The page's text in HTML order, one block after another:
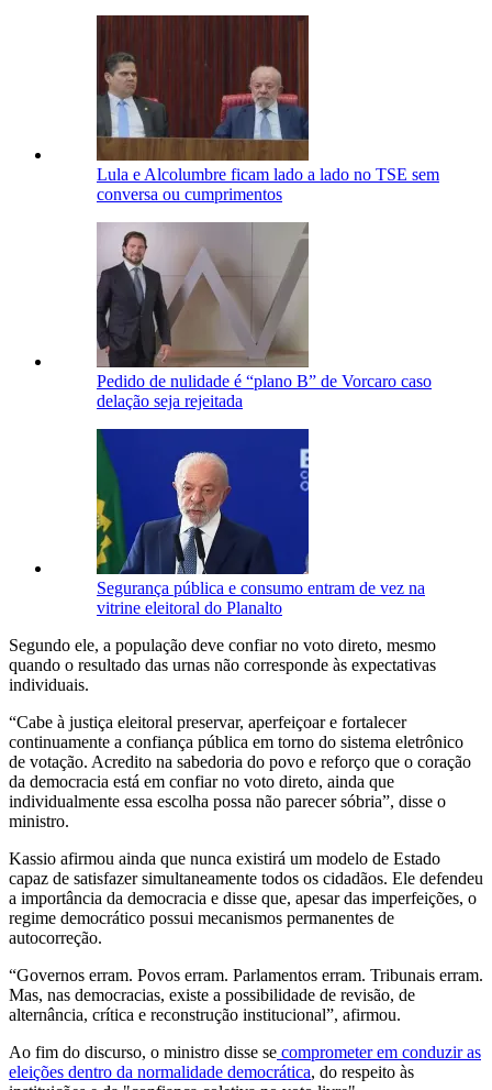
Lula e Alcolumbre ficam lado a lado no TSE sem
conversa ou cumprimentos
Pedido de nulidade é “plano B” de Vorcaro caso
delação seja rejeitada
Segurança pública e consumo entram de vez na
vitrine eleitoral do Planalto
Segundo ele, a população deve confiar no voto direto, mesmo
quando o resultado das urnas não corresponde às expectativas
individuais.
“Cabe à justiça eleitoral preservar, aperfeiçoar e fortalecer
continuamente a confiança pública em torno do sistema eletrônico
de votação. Acredito na sabedoria do povo e reforço que o coração
da democracia está em confiar no voto direto, ainda que
individualmente essa escolha possa não parecer sóbria”, disse o
ministro.
Kassio afirmou ainda que nunca existirá um modelo de Estado
capaz de satisfazer simultaneamente todos os cidadãos. Ele defendeu
a importância da democracia e disse que, apesar das imperfeições, o
regime democrático possui mecanismos permanentes de
autocorreção.
“Governos erram. Povos erram. Parlamentos erram. Tribunais erram.
Mas, nas democracias, existe a possibilidade de revisão, de
alternância, crítica e reconstrução institucional”, afirmou.
Ao fim do discurso, o ministro disse se comprometer em conduzir as
eleições dentro da normalidade democrática, do respeito às